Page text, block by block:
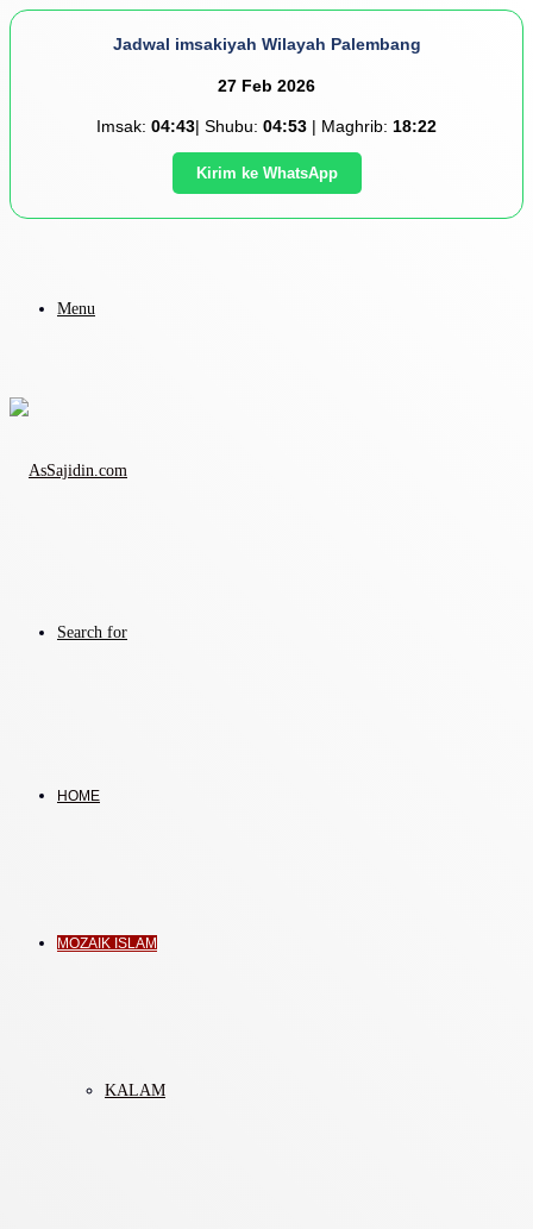
Jadwal imsakiyah Wilayah Palembang
27 Feb 2026
Imsak: 04:43| Shubu: 04:53 | Maghrib: 18:22
Kirim ke WhatsApp
Menu
Search for
HOME
MOZAIK ISLAM
KALAM